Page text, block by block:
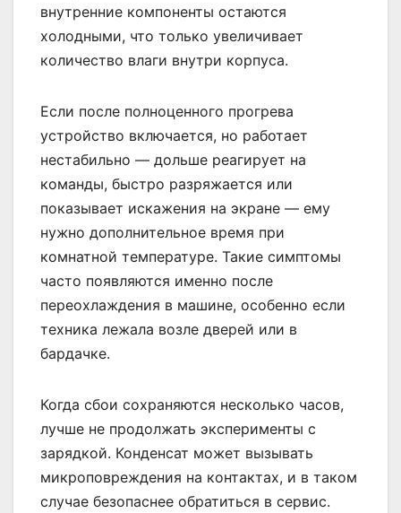
внутренние компоненты остаются
холодными, что только увеличивает
количество влаги внутри корпуса.
Если после полноценного прогрева
устройство включается, но работает
нестабильно — дольше реагирует на
команды, быстро разряжается или
показывает искажения на экране — ему
нужно дополнительное время при
комнатной температуре. Такие симптомы
часто появляются именно после
переохлаждения в машине, особенно если
техника лежала возле дверей или в
бардачке.
Когда сбои сохраняются несколько часов,
лучше не продолжать эксперименты с
зарядкой. Конденсат может вызывать
микроповреждения на контактах, и в таком
случае безопаснее обратиться в сервис.